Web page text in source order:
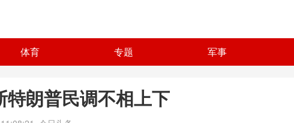
体育 专题 军事
特朗普民调不相上下